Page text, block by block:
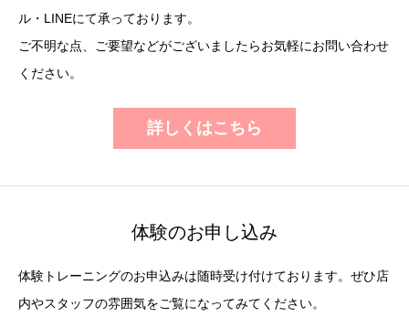
ル・LINEにて承っております。
ご不明な点、ご要望などがございましたらお気軽にお問い合わせ
ください。
詳しくはこちら
体験のお申し込み
体験トレーニングのお申込みは随時受け付けております。ぜひ店
内やスタッフの雰囲気をご覧になってみてください。